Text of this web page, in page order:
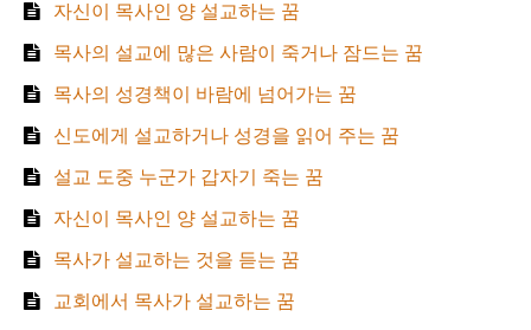
자신이 목사인 양 설교하는 꿈
목사의 설교에 많은 사람이 죽거나 잠드는 꿈
목사의 성경책이 바람에 넘어가는 꿈
신도에게 설교하거나 성경을 읽어 주는 꿈
설교 도중 누군가 갑자기 죽는 꿈
자신이 목사인 양 설교하는 꿈
목사가 설교하는 것을 듣는 꿈
교회에서 목사가 설교하는 꿈